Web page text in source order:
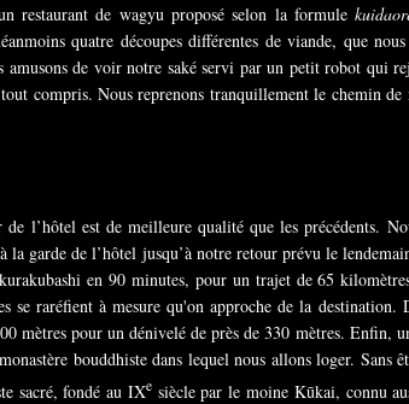
restaurant de wagyu proposé selon la formule
quatre découpes différentes de viande, que
de voir notre saké servi par un petit robot qui
compris. Nous reprenons tranquillement le chemin
l’hôtel est de meilleure qualité que les précédents.
la garde de l’hôtel jusqu’à notre retour prévu le
en 90 minutes, pour un trajet de 65
se raréfient à mesure qu'on approche de la
mètres pour un dénivelé de près de 330 mètres.
bouddhiste dans lequel nous allons loger.
sacré, fondé au IXesiècle par le moine Kūkai, connu